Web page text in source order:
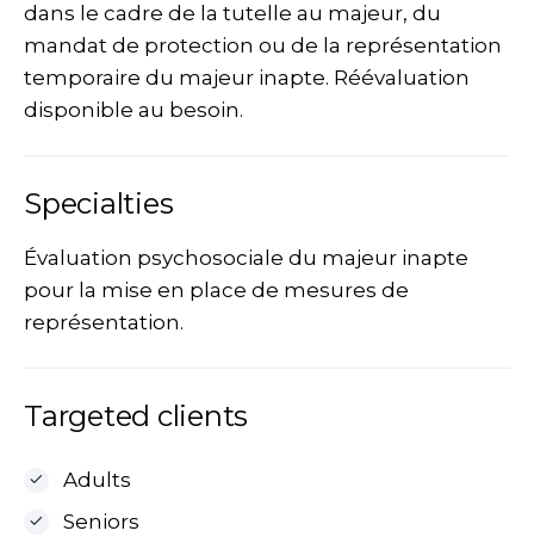
dans le cadre de la tutelle au majeur, du
mandat de protection ou de la représentation
temporaire du majeur inapte. Réévaluation
disponible au besoin.
Specialties
Évaluation psychosociale du majeur inapte
pour la mise en place de mesures de
représentation.
Targeted clients
Adults
Seniors